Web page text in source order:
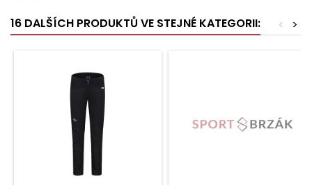
16 DALŠÍCH PRODUKTŮ VE STEJNÉ KATEGORII: >
<